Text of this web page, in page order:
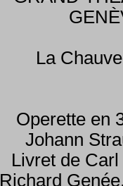
La
Operette en
Johann
Livret de
Richard